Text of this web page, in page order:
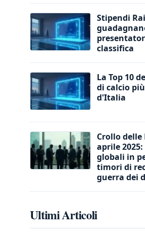
Stipendi
classifica
La Top 10
di calcio
d'Italia
Crollo delle
aprile
globali in
timori di
guerra dei
Ultimi Articoli